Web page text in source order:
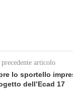
precedente articolo
lo sportello
dell’Ecad 17